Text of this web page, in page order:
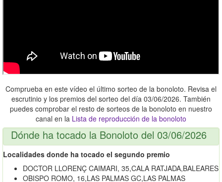
Comprueba en este vídeo el último sorteo de la bonoloto. Revisa el
escrutinio y los premios del sorteo del día 03/06/2026. También
puedes comprobar el resto de sorteos de la bonoloto en nuestro
canal en la Lista de reproducción de la bonoloto
Dónde ha tocado la Bonoloto del 03/06/2026
Localidades donde ha tocado el segundo premio
DOCTOR LLORENÇ CAIMARI, 35,CALA RATJADA,BALEARES
OBISPO ROMO, 16,LAS PALMAS GC,LAS PALMAS